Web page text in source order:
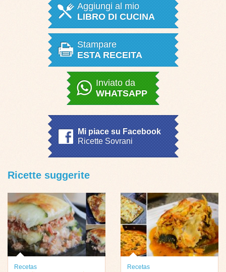
Aggiungi al mio
LIBRO DI CUCINA
Stampare
ESTA RECEITA
Inviato da
WHATSAPP
Mi piace su Facebook
Ricette Sovrani
Ricette suggerite
Recetas
Recetas